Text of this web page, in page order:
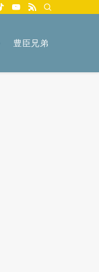
豊臣兄弟